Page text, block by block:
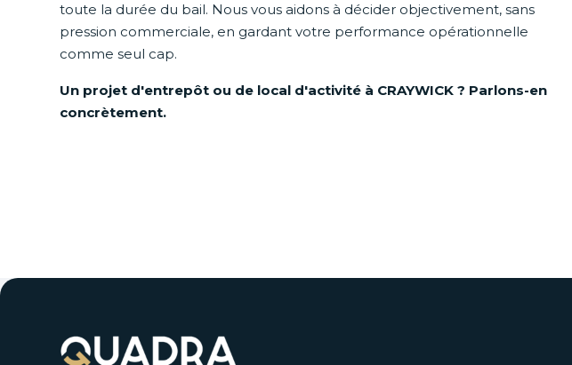
toute la durée du bail. Nous vous aidons à décider objectivement, sans
pression commerciale, en gardant votre performance opérationnelle
comme seul cap.
Un projet d'entrepôt ou de local d'activité à CRAYWICK ? Parlons-en
concrètement.